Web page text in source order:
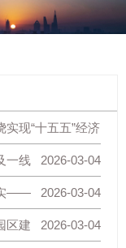
现“十五五”经济
2026-03-04
一线
2026-03-04
实——
2026-03-04
区建